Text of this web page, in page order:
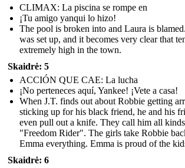
CLIMAX: La piscina se rompe en
¡Tu amigo yanqui lo hizo!
The pool is broken into and Laura is
was set up, and it becomes very clear that
extremely high in the town.
Skaidrė: 5
ACCIÓN QUE CAE: La lucha
¡No perteneces aquí, Yankee! ¡Vete a casa!
When J.T. finds out about Robbie getting
sticking up for his black friend, he and his
even pull out a knife. They call him all
"Freedom Rider". The girls take Robbie
Emma everything. Emma is proud of the
Skaidrė: 6